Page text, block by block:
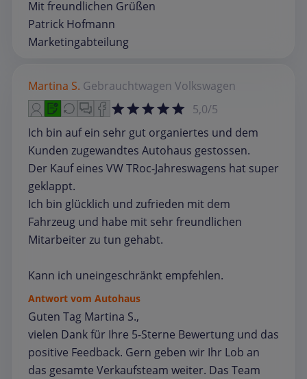
Mit freundlichen Grüßen
Patrick Hofmann
Marketingabteilung
Martina S. Gebrauchtwagen Volkswagen
5,0/5
Ich bin auf ein sehr gut organiertes und dem
Kunden zugewandtes Autohaus gestossen.
Der Kauf eines VW TRoc-Jahreswagens hat super
geklappt.
Ich bin glücklich und zufrieden mit dem
Fahrzeug und habe mit sehr freundlichen
Mitarbeiter zu tun gehabt.
Kann ich uneingeschränkt empfehlen.
Antwort vom Autohaus
Guten Tag Martina S.,
vielen Dank für Ihre 5-Sterne Bewertung und das
positive Feedback. Gern geben wir Ihr Lob an
das gesamte Verkaufsteam weiter. Das Team